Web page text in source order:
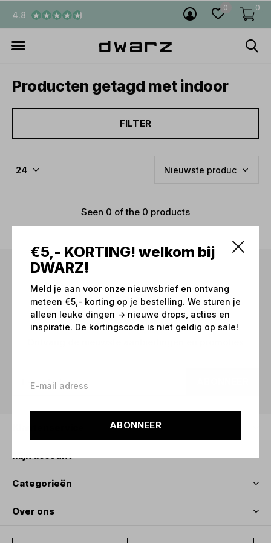
€5,- KORTING! welkom bij
DWARZ!
Meld je aan voor onze nieuwsbrief en ontvang
meteen €5,- korting op je bestelling. We sturen je
alleen leuke dingen -> nieuwe drops, acties en
inspiratie. De kortingscode is niet geldig op sale!
ABONNEER
0 0
4.8
Producten getagd met indoor
FILTER
Seen 0 of the 0 products
Meld je aan voor onze
nieuwsbrief
Mijn account
Categorieën
Over ons